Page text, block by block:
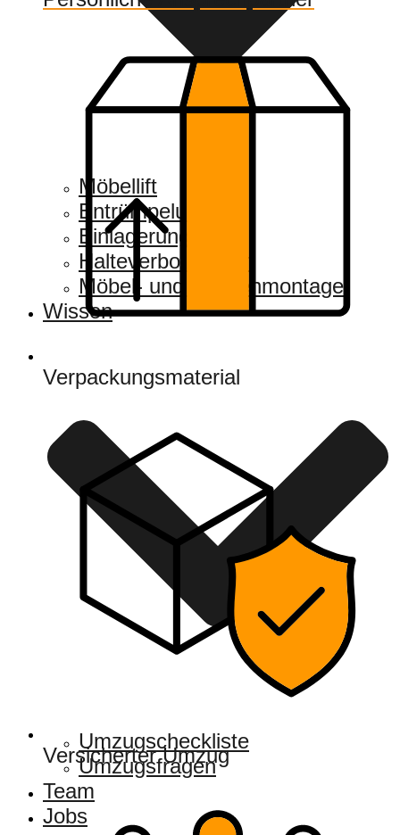
Möbellift
Entrümpelung
Einlagerung
Halteverbotszonen
Möbel- und Küchenmontage
Wissen
Umzugscheckliste
Umzugsfragen
Team
Jobs
Verpackungsmaterial
Versicherter Umzug